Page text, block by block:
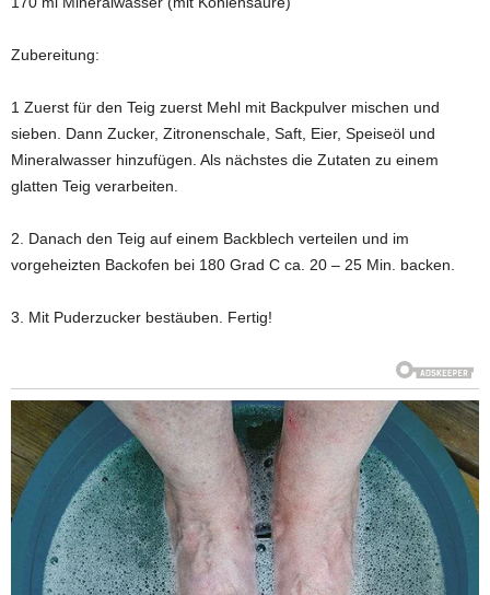
Zubereitung:
1 Zuerst für den Teig zuerst Mehl mit Backpulver mischen und
sieben. Dann Zucker, Zitronenschale, Saft, Eier, Speiseöl und
Mineralwasser hinzufügen. Als nächstes die Zutaten zu einem
glatten Teig verarbeiten.
2. Danach den Teig auf einem Backblech verteilen und im
vorgeheizten Backofen bei 180 Grad C ca. 20 – 25 Min. backen.
3. Mit Puderzucker bestäuben. Fertig!